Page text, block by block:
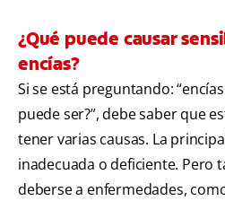
¿Qué puede causar
encías?
Si se está preguntando:
puede ser?”, debe saber que
tener varias causas. La
inadecuada o deficiente. Pero
deberse a enfermedades,